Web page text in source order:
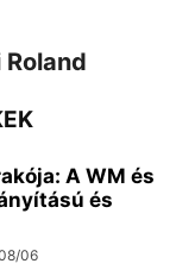
A WM és
és
06